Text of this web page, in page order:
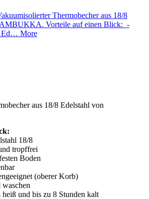
Thermobecher aus 18/8
Vorteile auf einen Blick: -
Ed… More
aus 18/8 Edelstahl von
18/8
tropffrei
Boden
(oberer Korb)
und bis zu 8 Stunden kalt